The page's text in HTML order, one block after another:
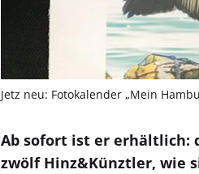
Jetz neu: Fotokalender „Mein
Ab sofort ist er erhältlich:
zwölf Hinz&Künztler, wie